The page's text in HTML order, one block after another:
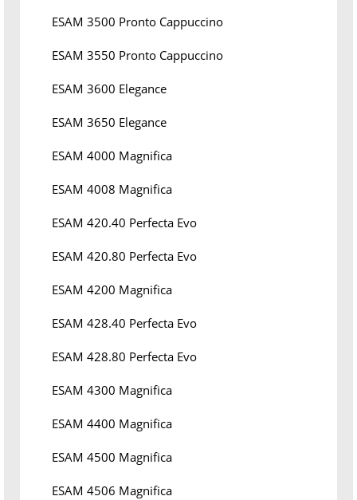
ESAM 3500 Pronto Cappuccino
ESAM 3550 Pronto Cappuccino
ESAM 3600 Elegance
ESAM 3650 Elegance
ESAM 4000 Magnifica
ESAM 4008 Magnifica
ESAM 420.40 Perfecta Evo
ESAM 420.80 Perfecta Evo
ESAM 4200 Magnifica
ESAM 428.40 Perfecta Evo
ESAM 428.80 Perfecta Evo
ESAM 4300 Magnifica
ESAM 4400 Magnifica
ESAM 4500 Magnifica
ESAM 4506 Magnifica